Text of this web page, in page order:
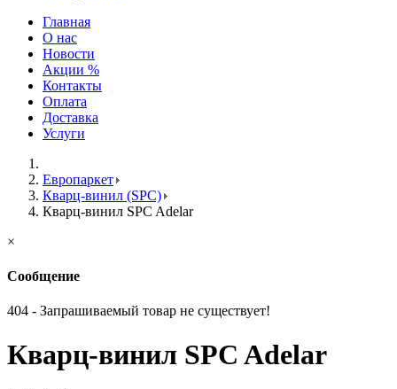
Главная
О нас
Новости
Акции %
Контакты
Оплата
Доставка
Услуги
Европаркет
Кварц-винил (SPC)
Кварц-винил SPC Adelar
×
Сообщение
404 - Запрашиваемый товар не существует!
Кварц-винил SPC Adelar